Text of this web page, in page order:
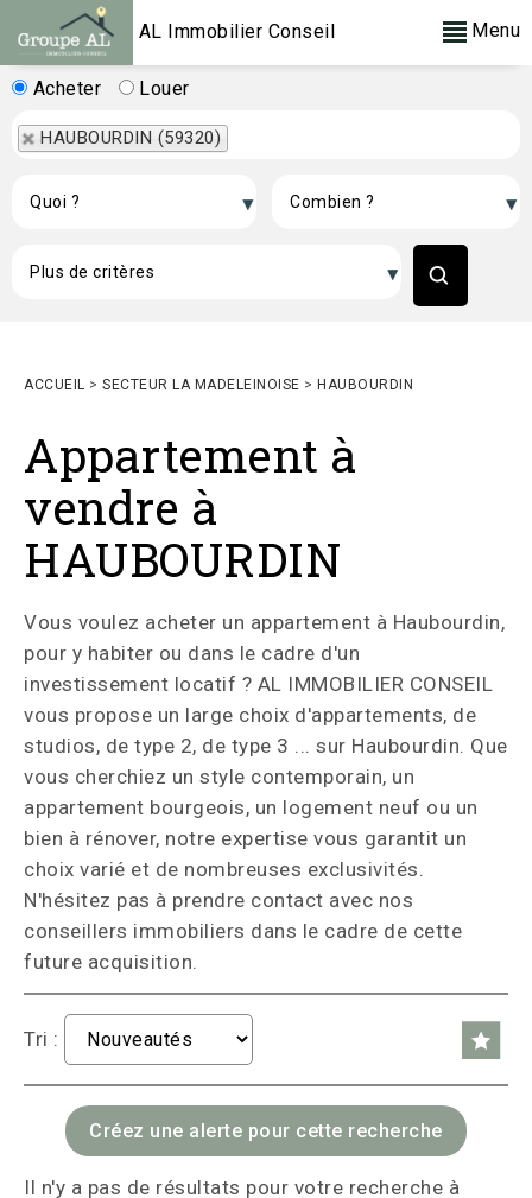
AL Immobilier Conseil Menu
Acheter Louer
HAUBOURDIN (59320)
ACCUEIL > SECTEUR LA MADELEINOISE > HAUBOURDIN
Appartement à
vendre à
HAUBOURDIN
Vous voulez acheter un appartement à Haubourdin,
pour y habiter ou dans le cadre d'un
investissement locatif ? AL IMMOBILIER CONSEIL
vous propose un large choix d'appartements, de
studios, de type 2, de type 3 ... sur Haubourdin. Que
vous cherchiez un style contemporain, un
appartement bourgeois, un logement neuf ou un
bien à rénover, notre expertise vous garantit un
choix varié et de nombreuses exclusivités.
N'hésitez pas à prendre contact avec nos
conseillers immobiliers dans le cadre de cette
future acquisition.
Tri :
Il n'y a pas de résultats pour votre recherche à